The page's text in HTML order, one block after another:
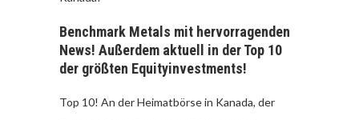
Benchmark Metals mit hervorragenden
News! Außerdem aktuell in der Top 10
der größten Equityinvestments!
Top 10! An der Heimatbörse in Kanada, der